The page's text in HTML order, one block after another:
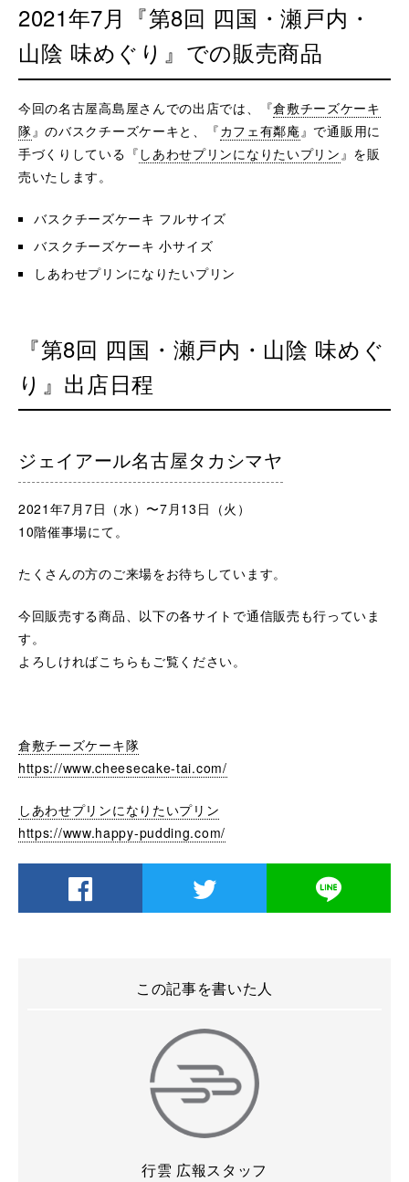
2021年7月『第8回 四国・瀬戸内・
山陰 味めぐり』での販売商品
今回の名古屋高島屋さんでの出店では、『倉敷チーズケーキ
隊 』のバスクチーズケーキと、『カフェ有鄰庵 』で通販用に
手づくりしている『 しあわせプリンになりたいプリン 』を販
売いたします。
バスクチーズケーキ フルサイズ
バスクチーズケーキ 小サイズ
しあわせプリンになりたいプリン
『第8回 四国・瀬戸内・山陰 味めぐ
り』出店日程
ジェイアール名古屋タカシマヤ
2021年7月7日（水）〜7月13日（火）
10階催事場にて。
たくさんの方のご来場をお待ちしています。
今回販売する商品、以下の各サイトで通信販売も行っていま
す。
よろしければこちらもご覧ください。
倉敷チーズケーキ隊
https://www.cheesecake-tai.com/
しあわせプリンになりたいプリン
https://www.happy-pudding.com/
この記事を書いた人
行雲 広報スタッフ